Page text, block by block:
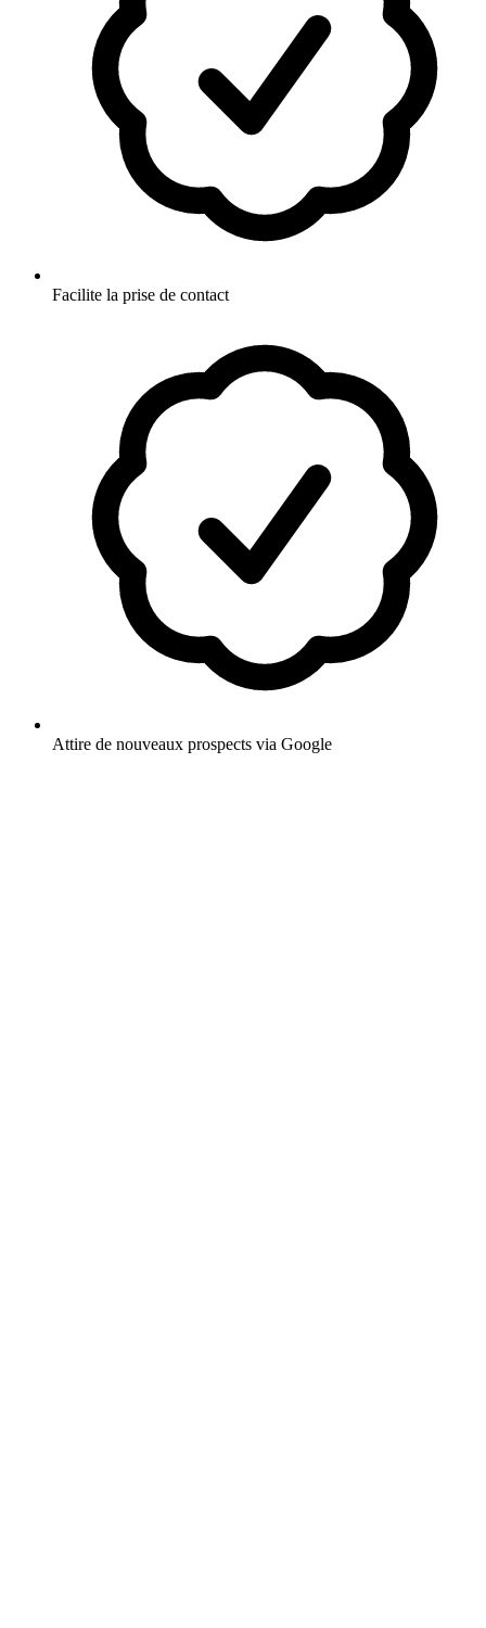
Facilite la prise de contact
Attire de nouveaux prospects via Google